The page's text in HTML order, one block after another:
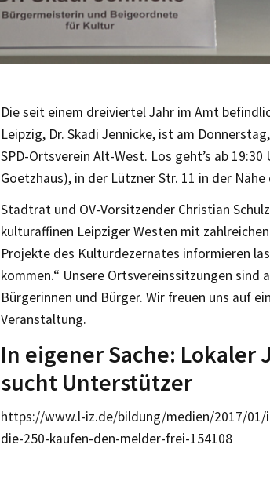
Die seit einem dreiviertel Jahr im Amt
Leipzig, Dr. Skadi Jennicke, ist am
SPD-Ortsverein Alt-West. Los geht’s ab
Goetzhaus), in der Lützner Str. 11 in der
Stadtrat und OV-Vorsitzender Christian
kulturaffinen Leipziger Westen mit
Projekte des Kulturdezernates informieren
kommen.“ Unsere Ortsvereinssitzungen
Bürgerinnen und Bürger. Wir freuen uns auf
Veranstaltung.
In eigener Sache:
sucht Unterstützer
https://www.l-iz.de/bildung/medien/2017/01/
die-250-kaufen-den-melder-frei-154108